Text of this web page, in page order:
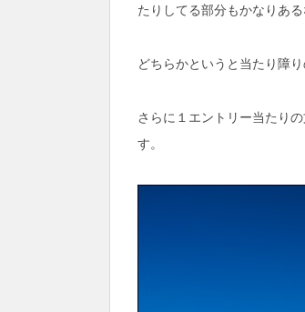
たりしてる部分もかなりある
どちらかというと当たり障
さらに１エントリー当たり
す。